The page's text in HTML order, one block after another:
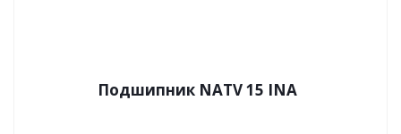
Подшипник NATV 15 INA